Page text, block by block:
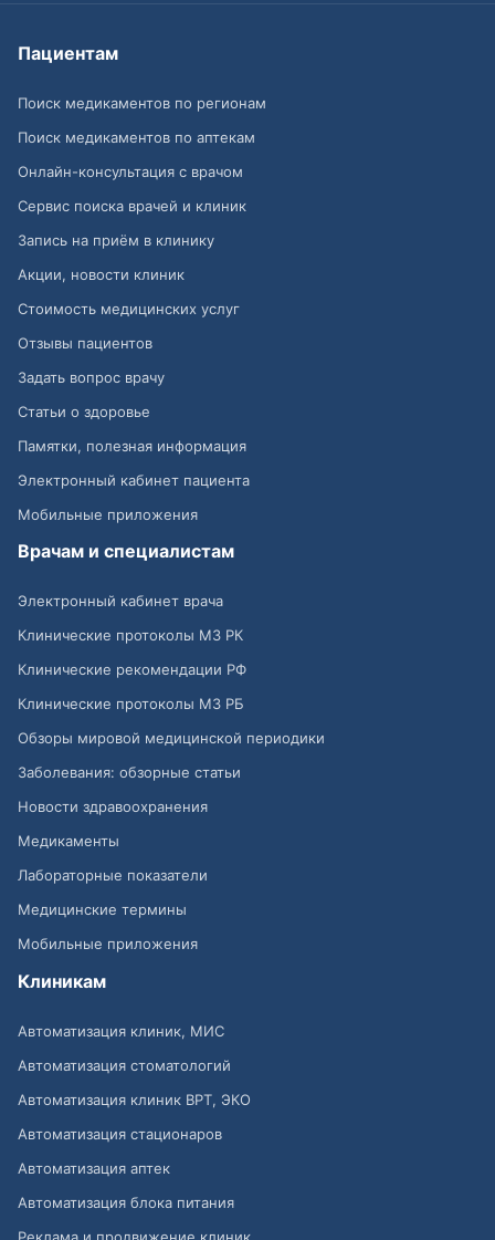
Пациентам
Поиск медикаментов по регионам
Поиск медикаментов по аптекам
Онлайн-консультация с врачом
Сервис поиска врачей и клиник
Запись на приём в клинику
Акции, новости клиник
Стоимость медицинских услуг
Отзывы пациентов
Задать вопрос врачу
Статьи о здоровье
Памятки, полезная информация
Электронный кабинет пациента
Мобильные приложения
Врачам и специалистам
Электронный кабинет врача
Клинические протоколы МЗ РК
Клинические рекомендации РФ
Клинические протоколы МЗ РБ
Обзоры мировой медицинской периодики
Заболевания: обзорные статьи
Новости здравоохранения
Медикаменты
Лабораторные показатели
Медицинские термины
Мобильные приложения
Клиникам
Автоматизация клиник, МИС
Автоматизация стоматологий
Автоматизация клиник ВРТ, ЭКО
Автоматизация стационаров
Автоматизация аптек
Автоматизация блока питания
Реклама и продвижение клиник